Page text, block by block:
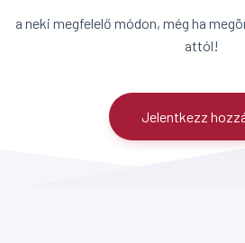
a neki megfelelő módon, még ha
attól!
Jelentkezz